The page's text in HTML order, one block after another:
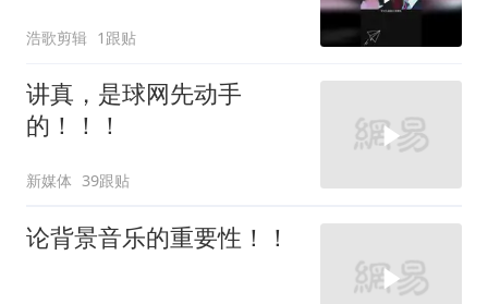
浩歌剪辑 1跟贴
讲真，是球网先动手
的！！！
新媒体 39跟贴
论背景音乐的重要性！！